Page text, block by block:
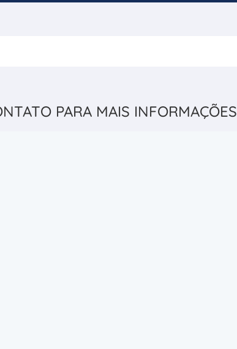
PARA MAIS INFORMAÇÕES